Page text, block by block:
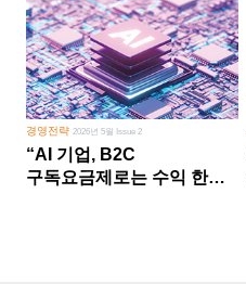
경영전략 2026년 5월 Issue 2
“AI 기업, B2C
구독요금제로는 수익 한계